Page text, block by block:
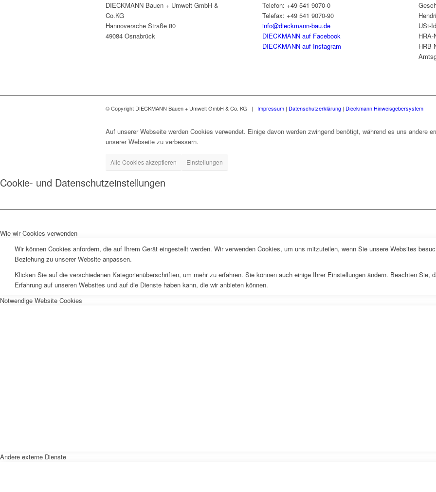
DIECKMANN Bauen + Umwelt GmbH &
Co.KG
Hannoversche Straße 80
49084 Osnabrück
Telefon: +49 541 9070-0
Telefax: +49 541 9070-90
info@dieckmann-bau.de
DIECKMANN auf Facebook
DIECKMANN auf Instagram
USt-
HRA-
HRB-
© Copyright DIECKMANN Bauen + Umwelt GmbH & Co. KG | Impressum | Datenschutzerklärung | Dieckmann Hinweisgebersystem
Auf unserer Webseite werden Cookies verwendet. Einige davon werden zwingend benötigt, während es uns andere
unserer Webseite zu verbessern.
Alle Cookies akzeptieren Einstellungen
Cookie- und Datenschutzeinstellungen
Wie wir Cookies verwenden
Wir können Cookies anfordern, die auf Ihrem Gerät eingestellt werden. Wir verwenden Cookies, um uns mitzuteilen, wenn Sie unsere Websites
Beziehung zu unserer Website anpassen.
Klicken Sie auf die verschiedenen Kategorienüberschriften, um mehr zu erfahren. Sie können auch einige Ihrer Einstellungen ändern. Beachten
Erfahrung auf unseren Websites und auf die Dienste haben kann, die wir anbieten können.
Notwendige Website Cookies
Andere externe Dienste